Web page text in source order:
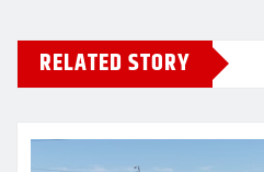
RELATED STORY